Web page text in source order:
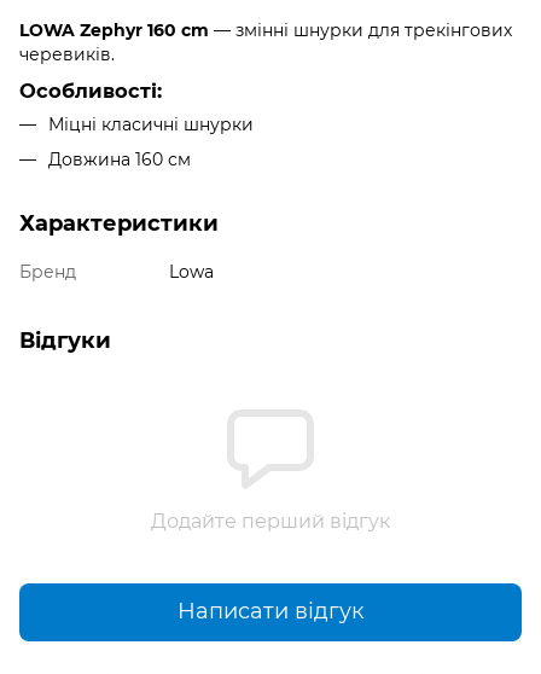
LOWA Zephyr 160 cm — змінні шнурки для трекінгових
черевиків.
Особливості:
Міцні класичні шнурки
Довжина 160 см
Характеристики
Бренд Lowa
Відгуки
Додайте перший відгук
Написати відгук